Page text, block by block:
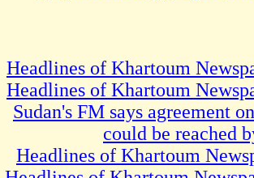
Headlines of Khartoum
Headlines of Khartoum
Sudan's FM says agreement
could be reached
Headlines of Khartoum